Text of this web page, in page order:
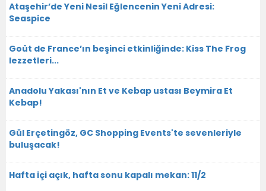
Ataşehir’de Yeni Nesil Eğlencenin Yeni Adresi:
Seaspice
Goût de France’ın beşinci etkinliğinde: Kiss The Frog
lezzetleri...
Anadolu Yakası'nın Et ve Kebap ustası Beymira Et
Kebap!
Gül Erçetingöz, GC Shopping Events'te sevenleriyle
buluşacak!
Hafta içi açık, hafta sonu kapalı mekan: 11/2